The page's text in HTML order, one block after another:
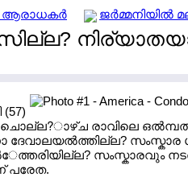
ആരാധകര്‍ ജര്‍മ്മനിയില്‍
രാവിലെ
ദേവാലയല്‍ത്തില്ല?
സംസ്കാരവും
പരേത.